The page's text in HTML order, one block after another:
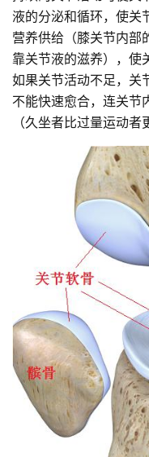
液的分泌和循环，使关
营养供给（膝关节内部
靠关节液的滋养），使
如果关节活动不足，关
不能快速愈合，连关节
（久坐者比过量运动